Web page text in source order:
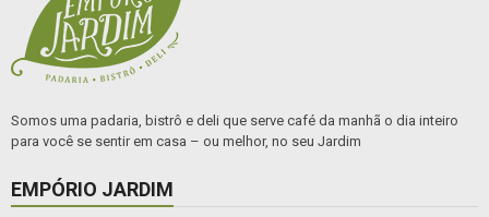
Somos uma padaria, bistrô e deli que serve café da manhã o dia inteiro
para você se sentir em casa – ou melhor, no seu Jardim
EMPÓRIO JARDIM